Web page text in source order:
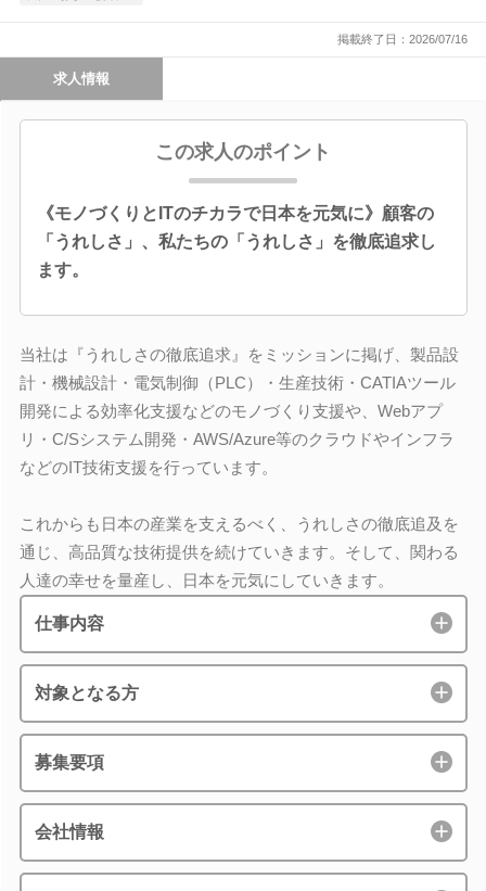
掲載終了日：2026/07/16
求人情報
この求人のポイント
《モノづくりとITのチカラで日本を元気に》顧客の
「うれしさ」、私たちの「うれしさ」を徹底追求し
ます。
当社は『うれしさの徹底追求』をミッションに掲げ、製品設
計・機械設計・電気制御（PLC）・生産技術・CATIAツール
開発による効率化支援などのモノづくり支援や、Webアプ
リ・C/Sシステム開発・AWS/Azure等のクラウドやインフラ
などのIT技術支援を行っています。
これからも日本の産業を支えるべく、うれしさの徹底追及を
通じ、高品質な技術提供を続けていきます。そして、関わる
人達の幸せを量産し、日本を元気にしていきます。
仕事内容
対象となる方
募集要項
会社情報